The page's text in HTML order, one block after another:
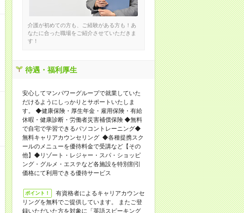
介護が初めての方も、ご経験がある方も！あ
なたに合った職場をご紹介させていただきま
す！
待遇・福利厚生
安心してマンパワーグループで就業していた
だけるようにしっかりとサポートいたしま
す。 ◆健康保険・厚生年金・雇用保険・有給
休暇・健康診断・労働者災害補償保険 ◆無料
で自宅で学習できるパソコントレーニング◆
無料キャリアカウンセリング ◆各種提携スク
ールのメニューを優待料金で受講など【その
他】◆リゾート・レジャー・スパ・ショッピ
ング・グルメ・エステなど各施設を特別割引
価格にて利用できる優待サービス
ポイント！
有資格者によるキャリアカウンセ
リングを無料でご提供しています。 またご登
録いただいた方を対象に「英語スピーキング